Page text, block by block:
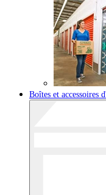
Boîtes et accessoires